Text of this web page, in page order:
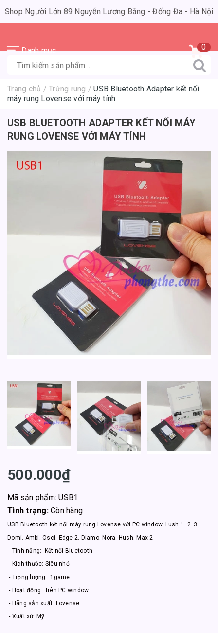
Shop Người Lớn 89 Nguyễn Lương Bằng - Đống Đa - Hà Nội
Danh mục 0
Trang chủ / Trứng rung /USB Bluetooth Adapter kết nối
máy rung Lovense với máy tính
USB BLUETOOTH ADAPTER KẾT NỐI MÁY
RUNG LOVENSE VỚI MÁY TÍNH
500.000₫
Mã sản phẩm: USB1
Tình trạng: Còn hàng
USB Bluetooth kết nối máy rung Lovense với PC window. Lush 1. 2. 3.
Domi. Ambi. Osci. Edge 2. Diamo. Nora. Hush. Max 2
- Tính năng: Kết nối Bluetooth
- Kích thước: Siêu nhỏ
- Trọng lượng : 1game
- Hoạt động: trên PC window
- Hãng sản xuất: Lovense
- Xuất xứ: Mỹ